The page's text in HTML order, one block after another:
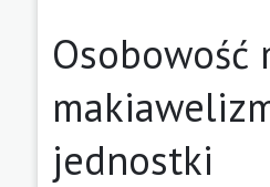
jednostki